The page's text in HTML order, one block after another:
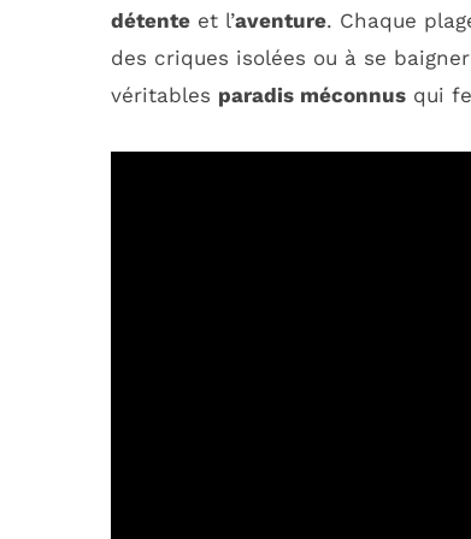
détente et l’aventure. Chaque
des criques isolées ou à se
véritables paradis méconnus qui